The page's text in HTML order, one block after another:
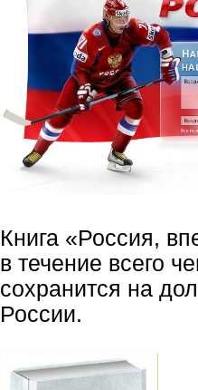
Книга «Россия,
в течение всего
сохранится на
России.